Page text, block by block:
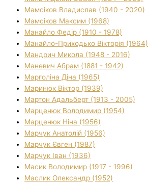
Мамсіков Владислав (1940 - 2020)
Мамсіков Максим (1968)
Манайло Федір (1910 - 1978)
Манайло-Приходько Вікторія (1964)
Мандрич Микола (1948 - 2016)
Маневич Абрам (1881 - 1942)
Марголіна Діна (1965)
Маринюк Віктор (1939)
Мартон Адальберт (1913 - 2005)
Марценюк Володимир (1954)
Марценюк Ніна (1956)
Марчук Анатолій (1956)
Марчук Євген (1987)
Марчук Іван (1936)
Масик Володимир (1917 - 1996)
Маслик Олександр (1952)